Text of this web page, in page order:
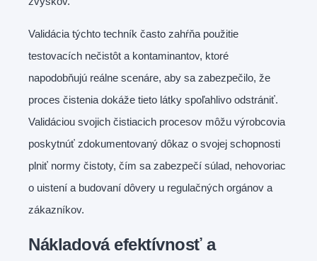
Validácia týchto techník často zahŕňa použitie
testovacích nečistôt a kontaminantov, ktoré
napodobňujú reálne scenáre, aby sa zabezpečilo, že
proces čistenia dokáže tieto látky spoľahlivo odstrániť.
Validáciou svojich čistiacich procesov môžu výrobcovia
poskytnúť zdokumentovaný dôkaz o svojej schopnosti
plniť normy čistoty, čím sa zabezpečí súlad, nehovoriac
o uistení a budovaní dôvery u regulačných orgánov a
zákazníkov.
Nákladová efektívnosť a